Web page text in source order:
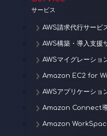
ン
サービス
AWS請求代行サービ
AWS構築・導入支援
AWSマイグレーショ
Amazon EC2 for
AWSアプリケーショ
Amazon Connect導
Amazon